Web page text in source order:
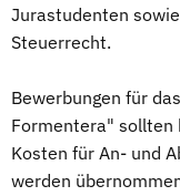
Jurastudenten
Steuerrecht.
Bewerbungen für
Formentera" sollten
Kosten für An- und
werden